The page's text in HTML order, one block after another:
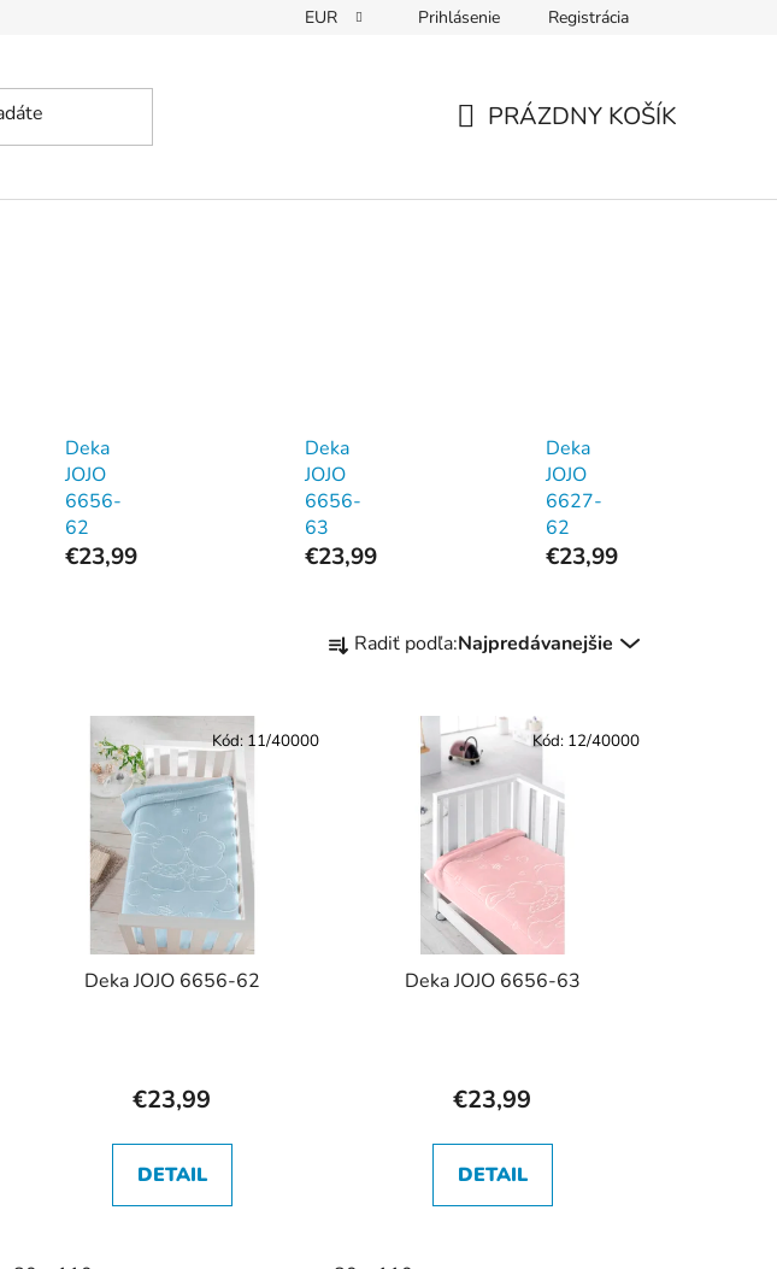
EUR Prihlásenie Registrácia
KOŠÍK
PRÁZDNY KOŠÍK
Deka
JOJO
6656-
62
€23,99
Deka
JOJO
6656-
63
€23,99
Deka
JOJO
6627-
62
€23,99
a Radiť podľa:Najpredávanejšie
Deka JOJO 6656-62
€23,99
DETAIL
Kód: 11/40000
Deka JOJO 6656-63
€23,99
DETAIL
Kód: 12/40000